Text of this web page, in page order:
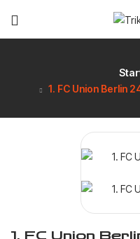
1. FC Union Berlin
1. FC Union